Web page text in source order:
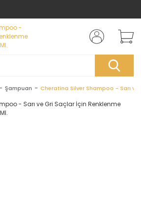
Şampuan Cheratina Silver Shampoo - Sarı